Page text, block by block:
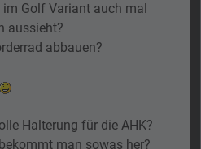
Golf Variant auch mal
aussieht?
abbauen?
Halterung für die AHK?
man sowas her?